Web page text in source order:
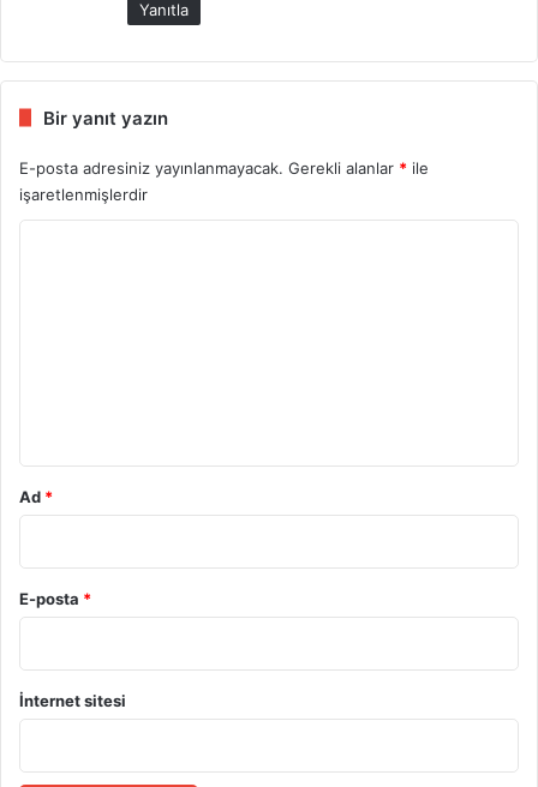
Yanıtla
Bir yanıt yazın
E-posta adresiniz yayınlanmayacak. Gerekli alanlar * ile
işaretlenmişlerdir
Ad *
E-posta *
İnternet sitesi